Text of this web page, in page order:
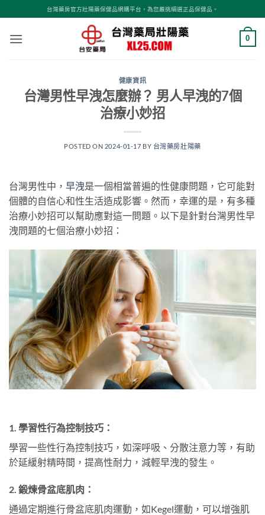
轉
台灣藥房官方壯陽藥保健品網購平台，為您嚴挑細選正品保健品。
0
健康資訊
台灣男性早洩怎麼辦？ 男人早洩的7個
治療小妙招
POSTED ON 2024-01-17 BY 台灣藥房壯陽藥
台灣男性中， 早洩是一個相當普遍的性健康問題，它可能對
個體的自信心和性生活造成影響。然而，幸運的是，有多種
治療小妙招可以幫助應對這一問題。以下是針對台灣男性早
洩問題的七個治療小妙招：
1. 學習性行為控制技巧：
學習一些性行為控制技巧，如深呼吸、分散注意力等，有助
於延緩射精時間，提高性耐力，減輕早洩的發生。
2. 鍛煉骨盆底肌肉：
通過定期進行骨盆底肌肉運動，如Kegel運動，可以增強肌